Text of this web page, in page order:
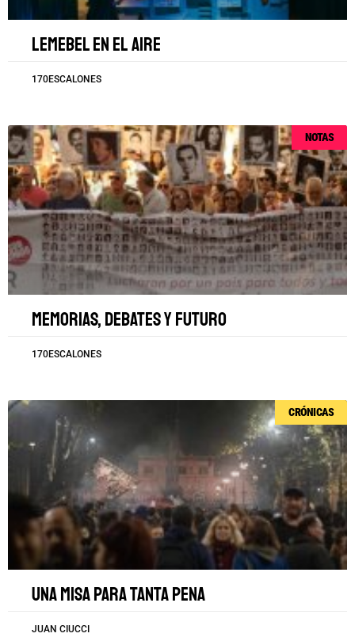
Lemebel en el aire
170ESCALONES
NOTAS
Memorias, debates y futuro
170ESCALONES
CRÓNICAS
Una misa para tanta pena
JUAN CIUCCI